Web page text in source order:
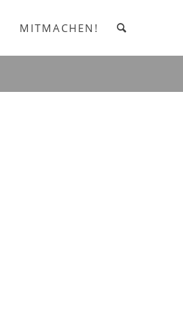
MITMACHEN!